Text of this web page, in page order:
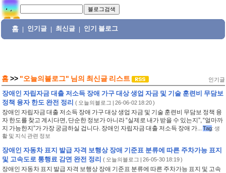
홈 인기글 최신글 인기 블로그
홈 >> "오늘의블로그" 님의 최신글 리스트 인기글
장애인 자립자금 대출 저소득 장애 가구 대상 생업 자금 및 기술 훈련비 무담보
정책 융자 한도 완전 정리 ( 오늘의블로그 | 26-06-02 18:20 )
장애인 자립자금 대출 저소득 장애 가구 대상 생업 자금 및 기술 훈련비 무담보 정책 융
자 한도를 찾고 계시다면, 단순한 정보가 아니라 “실제로 내가 받을 수 있는지”, “얼마까
지 가능한지”가 가장 궁금하실 겁니다. 장애인 자립자금 대출 저소득 장애 가...Tag: 생
활 및 지식 관련 정보
장애인 자동차 표지 발급 자격 보행상 장애 기준표 분류에 따른 주차가능 표지
및 고속도로 통행료 감면 완전 정리 ( 오늘의블로그 | 26-05-30 18:19 )
장애인 자동차 표지 발급 자격 보행상 장애 기준표 분류에 따른 주차가능 표지 및 고속